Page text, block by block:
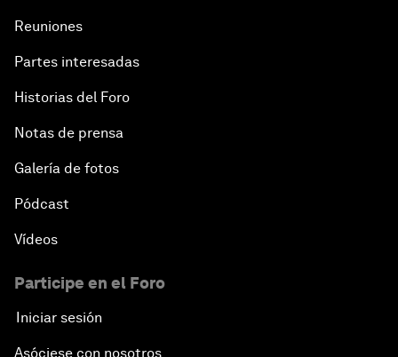
Reuniones
Partes interesadas
Historias del Foro
Notas de prensa
Galería de fotos
Pódcast
Vídeos
Participe en el Foro
Iniciar sesión
Asóciese con nosotros